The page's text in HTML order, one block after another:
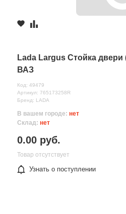
Lada Largus Стойка двери
ВАЗ
Код: 49479
Артикул: 765173258R
Бренд: LADA
В вашем городе: нет
Склад: нет
0.00 руб.
Товар отсутствует
Узнать о поступлении